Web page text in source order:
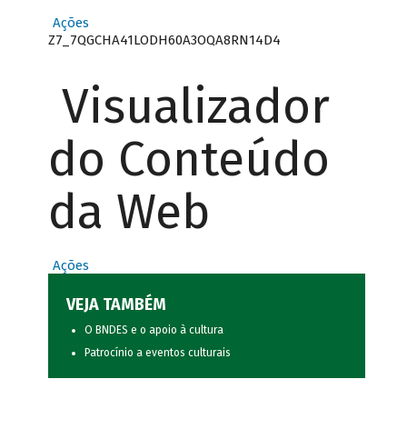
Ações
Z7_7QGCHA41LODH60A3OQA8RN14D4
Visualizador
do Conteúdo
da Web
Ações
VEJA TAMBÉM
O BNDES e o apoio à cultura
Patrocínio a eventos culturais